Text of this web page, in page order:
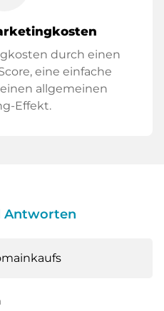
durch einen
eine einfache
allgemeinen
Effekt.
Antworten